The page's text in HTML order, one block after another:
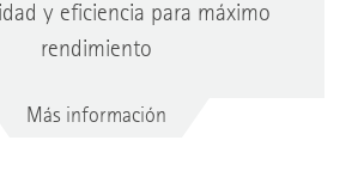
y eficiencia para máximo
rendimiento
Más información